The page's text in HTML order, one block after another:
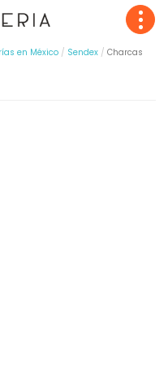
en México Sendex Charcas